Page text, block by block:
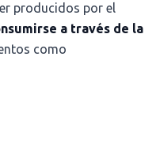
producidos por el
a través de la
como